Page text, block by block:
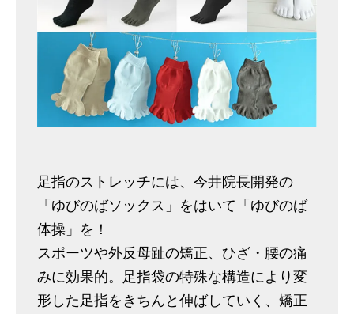
足指のストレッチには、今井院長開発の
「ゆびのばソックス」をはいて「ゆびのば
体操」を！
スポーツや外反母趾の矯正、ひざ・腰の痛
みに効果的。足指袋の特殊な構造により変
形した足指をきちんと伸ばしていく、矯正